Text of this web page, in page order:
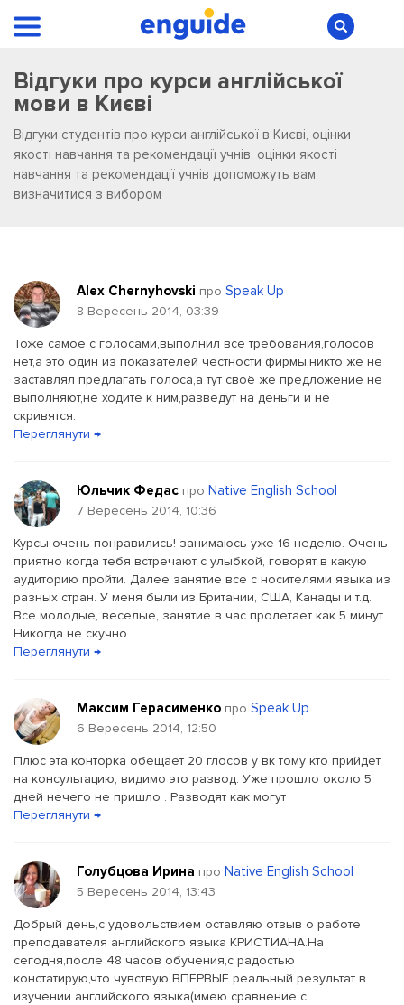
Відгуки про курси англійської
мови в Києві
Відгуки студентів про курси англійської в Києві, оцінки
якості навчання та рекомендації учнів, оцінки якості
навчання та рекомендації учнів допоможуть вам
визначитися з вибором
Alex Chernyhovski про Speak Up
8 Вересень 2014, 03:39
Тоже самое с голосами,выполнил все требования,голосов
нет,а это один из показателей честности фирмы,никто же не
заставлял предлагать голоса,а тут своё же предложение не
выполняют,не ходите к ним,разведут на деньги и не
скривятся.
Переглянути →
Юльчик Федас про Native English School
7 Вересень 2014, 10:36
Курсы очень понравились! занимаюсь уже 16 неделю. Очень
приятно когда тебя встречают с улыбкой, говорят в какую
аудиторию пройти. Далее занятие все с носителями языка из
разных стран. У меня были из Британии, США, Канады и т.д.
Все молодые, веселые, занятие в час пролетает как 5 минут.
Никогда не скучно...
Переглянути →
Максим Герасименко про Speak Up
6 Вересень 2014, 12:50
Плюс эта конторка обещает 20 глосов у вк тому кто прийдет
на консультацию, видимо это развод. Уже прошло около 5
дней нечего не пришло . Разводят как могут
Переглянути →
Голубцова Ирина про Native English School
5 Вересень 2014, 13:43
Добрый день,с удовольствием оставляю отзыв о работе
преподавателя английского языка КРИСТИАНА.На
сегодня,после 48 часов обучения,с радостью
констатирую,что чувствую ВПЕРВЫЕ реальный результат в
изучении английского языка(имею сравнение с